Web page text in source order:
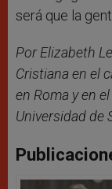
será que la
Por Elizabeth
Cristiana en el
en Roma y en
Universidad de